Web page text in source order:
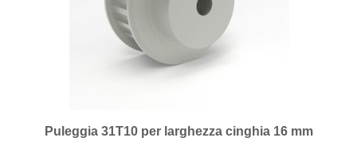
Puleggia 31T10 per larghezza cinghia 16 mm